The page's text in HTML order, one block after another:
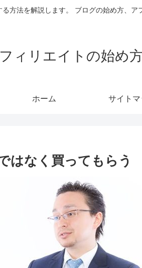
方法を解説します。 ブログの始め方、
ィリエイトの始め
ホーム サイト
はなく買ってもらう